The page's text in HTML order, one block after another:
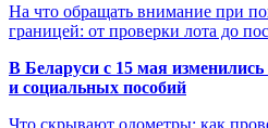
На что обращать внимание при
границей: от проверки лота до
В Беларуси с 15 мая
и социальных пособий
Что скрывают одометры: как